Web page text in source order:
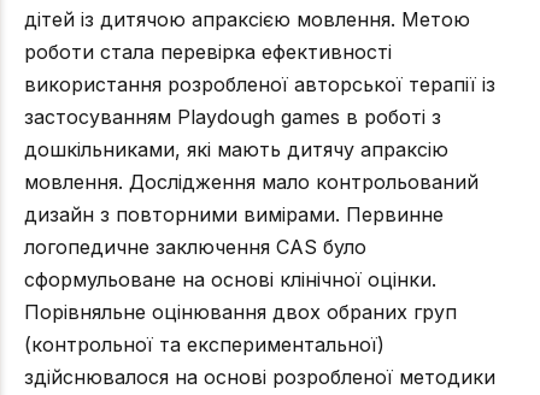
дітей із дитячою апраксією мовлення. Метою
роботи стала перевірка ефективності
використання розробленої авторської терапії із
застосуванням Playdough games в роботі з
дошкільниками, які мають дитячу апраксію
мовлення. Дослідження мало контрольований
дизайн з повторними вимірами. Первинне
логопедичне заключення CAS було
сформульоване на основі клінічної оцінки.
Порівняльне оцінювання двох обраних груп
(контрольної та експериментальної)
здійснювалося на основі розробленої методики